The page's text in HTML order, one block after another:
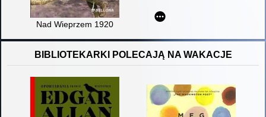
Nad Wieprzem 1920
BIBLIOTEKARKI POLECAJĄ NA WAKACJE